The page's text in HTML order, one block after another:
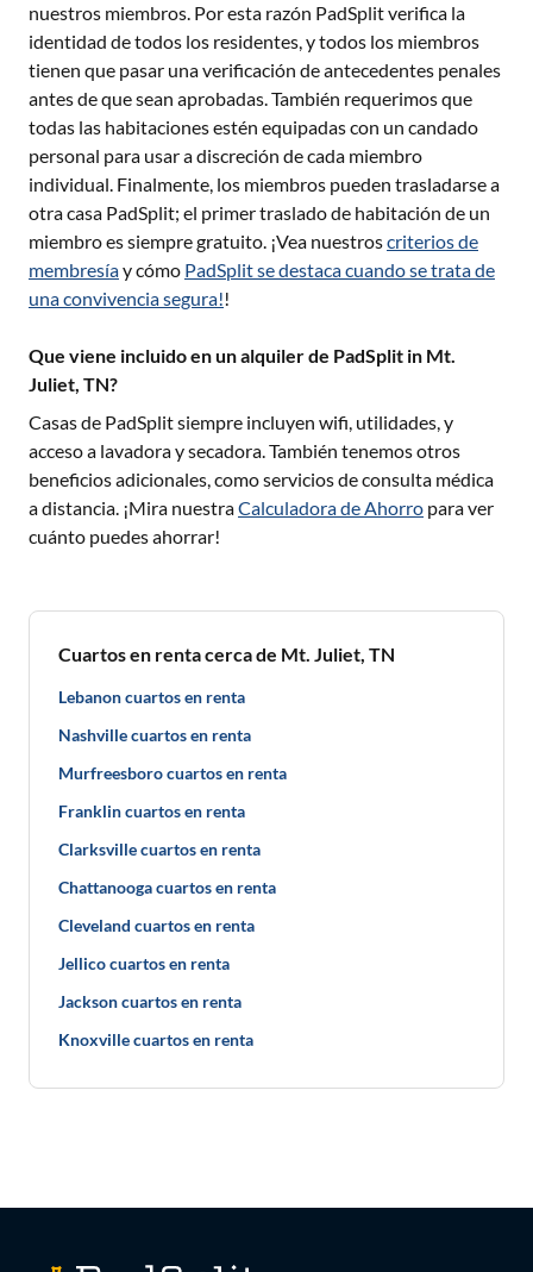
nuestros miembros. Por esta razón PadSplit verifica la
identidad de todos los residentes, y todos los miembros
tienen que pasar una verificación de antecedentes penales
antes de que sean aprobadas. También requerimos que
todas las habitaciones estén equipadas con un candado
personal para usar a discreción de cada miembro
individual. Finalmente, los miembros pueden trasladarse a
otra casa PadSplit; el primer traslado de habitación de un
miembro es siempre gratuito. ¡Vea nuestroscriterios de
membresíay cómo PadSplit se destaca cuando se trata de
una convivencia segura!!
Que viene incluido en un alquiler de PadSplit in Mt.
Juliet, TN?
Casas de PadSplit siempre incluyen wifi, utilidades, y
acceso a lavadora y secadora. También tenemos otros
beneficios adicionales, como servicios de consulta médica
a distancia. ¡Mira nuestraCalculadora de Ahorro para ver
cuánto puedes ahorrar!
Cuartos en renta cerca de Mt. Juliet, TN
Lebanon cuartos en renta
Nashville cuartos en renta
Murfreesboro cuartos en renta
Franklin cuartos en renta
Clarksville cuartos en renta
Chattanooga cuartos en renta
Cleveland cuartos en renta
Jellico cuartos en renta
Jackson cuartos en renta
Knoxville cuartos en renta